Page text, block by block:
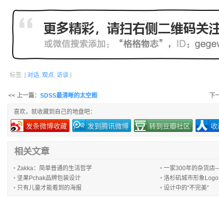
标签: [ 对话, 观点, 访谈 ]
<< 上一篇： SDSS最清晰的太空图 下
喜欢，就收藏到自己的地盘吧：
发条微博收藏 发到腾讯微博 转到豆瓣社区
相关文章
Zakka：简单普通的生活哲学
一家300年的杂货
坚果Pchak品牌包装设计
洛杉矶城市形象
只有儿童才能看到的海报
设计中的“不完美”